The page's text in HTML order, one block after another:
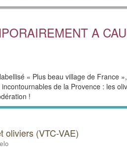
A
« Plus beau village de France
de la Provence : les
!
oliviers (VTC-VAE)